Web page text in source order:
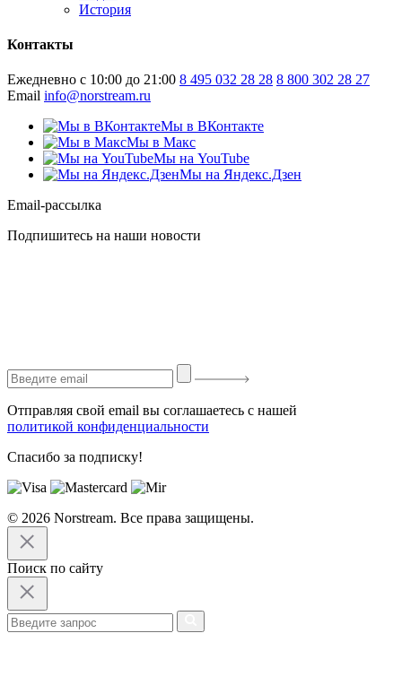
История
Контакты
Ежедневно с 10:00 до 21:00 8 495 032 28 28 8 800 302 28 27
Email info@norstream.ru
Мы в ВКонтакте
Мы в Макс
Мы на YouTube
Мы на Яндекс.Дзен
Email-рассылка
Подпишитесь на наши новости
Отправляя свой email вы соглашаетесь с нашей
политикой конфиденциальности
Спасибо за подписку!
© 2026 Norstream. Все права защищены.
Поиск по сайту